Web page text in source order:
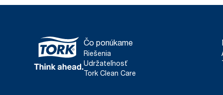
Čo ponúkame
Riešenia
Udržateľnosť
Tork Clean Care